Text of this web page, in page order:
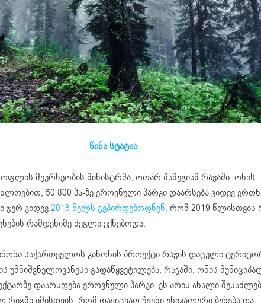
წინა სტატია
მეურნეობის მინისტრმა, ოთარ შამუგიამ რაჭაში, ონის
50 800 ჰა-ზე ეროვნული პარკი დაარსება კიდევ
ჯერ კიდევ2018 წელს გვპირდებოდნენ, რომ 2019 წლისთვის
რამდენიმე ძეგლი ექნებოდა.
საქართველოს კანონის პროექტი რაჭის დაცული
უმნიშვნელოვანესი გადაწყვეტილება, რაჭაში, ონის
დაარსდება ეროვნული პარკი. ეს არის ახალი